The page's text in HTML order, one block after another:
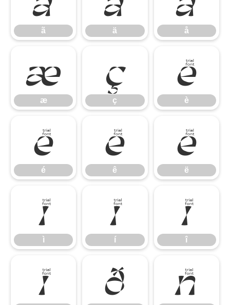
ã ä å
æ
æ
ç
ç
è
è
é
é
ê
ê
ë
ë
ì
ì
í
í
î
î
ï ð ñ